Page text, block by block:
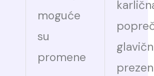
moguće
su
promene